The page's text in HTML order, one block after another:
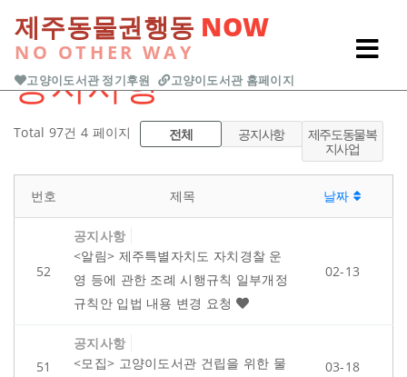
제주동물권행동 NOW
NO OTHER WAY
고양이도서관 정기후원 고양이도서관 홈페이지
Previous Next
공지사항
Total 97건 4 페이지 전체 공지사항
제주도동물복
지사업
번호 제목 날짜
52
공지사항
<알림> 제주특별자치도 자치경찰 운
영 등에 관한 조례 시행규칙 일부개정
규칙안 입법 내용 변경 요청
02-13
51
공지사항
<모집> 고양이도서관 건립을 위한 물
03-18